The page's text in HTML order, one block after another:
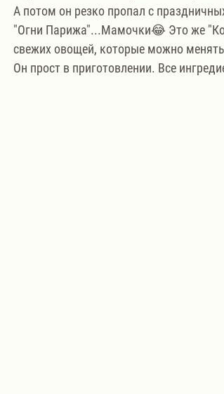
А потом он резко пропал с
"Огни Парижа"...Мамочки😂 Это же
свежих овощей, которые можно
Он прост в приготовлении. Все